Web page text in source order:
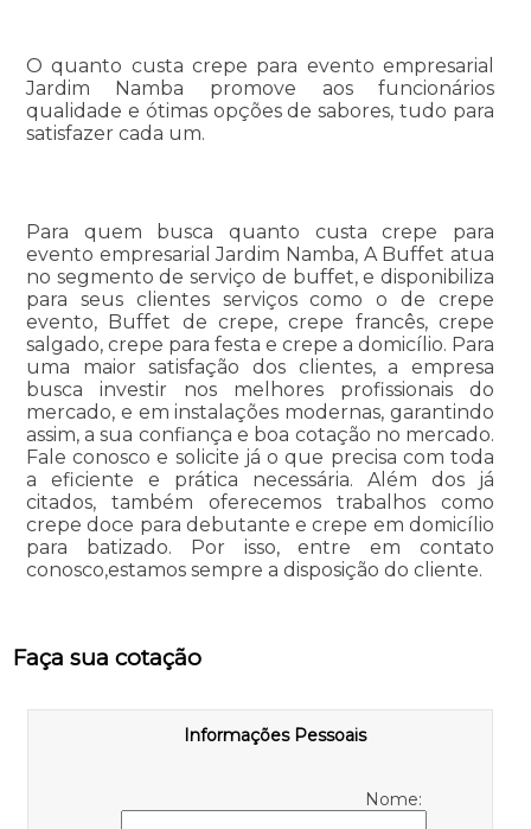
O quanto custa crepe para evento empresarial
Jardim Namba promove aos funcionários
qualidade e ótimas opções de sabores, tudo para
satisfazer cada um.
Para quem busca quanto custa crepe para
evento empresarial Jardim Namba, A Buffet atua
no segmento de serviço de buffet, e disponibiliza
para seus clientes serviços como o de crepe
evento, Buffet de crepe, crepe francês, crepe
salgado, crepe para festa e crepe a domicílio. Para
uma maior satisfação dos clientes, a empresa
busca investir nos melhores profissionais do
mercado, e em instalações modernas, garantindo
assim, a sua confiança e boa cotação no mercado.
Fale conosco e solicite já o que precisa com toda
a eficiente e prática necessária. Além dos já
citados, também oferecemos trabalhos como
crepe doce para debutante e crepe em domicílio
para batizado. Por isso, entre em contato
conosco,estamos sempre a disposição do cliente.
Faça sua cotação
Informações Pessoais
Nome: